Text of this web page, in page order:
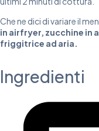
Che ne dici di variare il
in airfryer, zucchine in
friggitrice ad aria.
Ingredienti